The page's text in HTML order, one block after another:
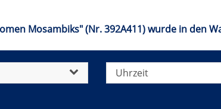
Mosambiks" (Nr. 392A411) wurde in den
Uhrzeit